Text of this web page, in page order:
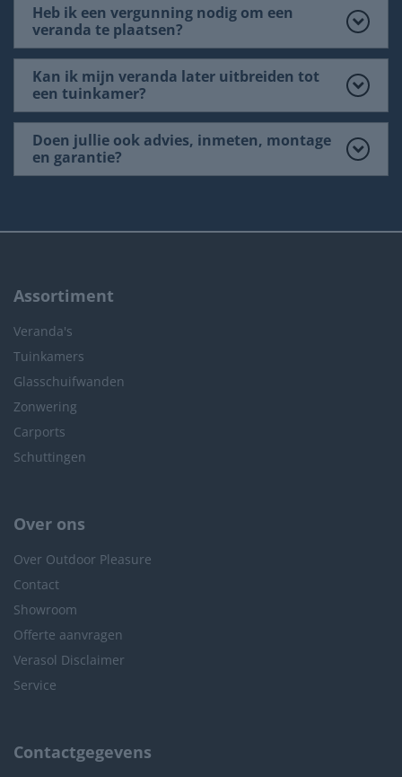
Heb ik een vergunning nodig om een
veranda te plaatsen?
Kan ik mijn veranda later uitbreiden tot
een tuinkamer?
Doen jullie ook advies, inmeten, montage
en garantie?
Assortiment
Veranda's
Tuinkamers
Glasschuifwanden
Zonwering
Carports
Schuttingen
Over ons
Over Outdoor Pleasure
Contact
Showroom
Offerte aanvragen
Verasol Disclaimer
Service
Contactgegevens